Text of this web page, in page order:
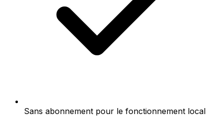
Sans abonnement pour le fonctionnement local